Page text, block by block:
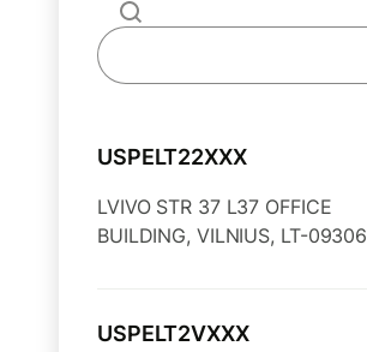
USPELT22XXX
LVIVO STR 37 L37 OFFICE
BUILDING, VILNIUS, LT-09306
USPELT2VXXX